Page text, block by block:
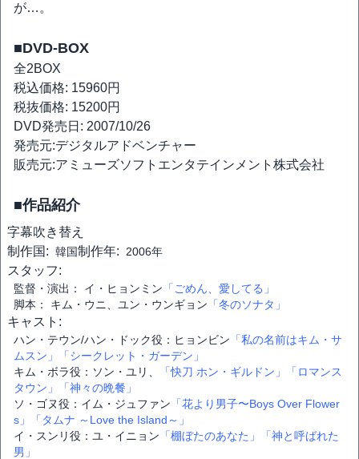
が…。
■DVD-BOX
全2BOX
税込価格: 15960円
税抜価格: 15200円
DVD発売日: 2007/10/26
発売元:デジタルアドベンチャー
販売元:アミューズソフトエンタテインメント株式会社
■作品紹介
字幕吹き替え
制作国: 韓国制作年: 2006年
スタッフ:
監督・演出： イ・ヒョンミン 「ごめん、愛してる」
脚本： キム・ウニ、ユン・ウンギョン 「冬のソナタ」
キャスト:
ハン・テウン/ハン・ドック役：ヒョンビン 「私の名前はキム・サ
ムスン」
「シークレット・ガーデン」
キム・ボラ役：ソン・ユリ、
「快刀 ホン・ギルドン」
「ロマンス
タウン」
「神々の晩餐」
ソ・ゴヌ役：イム・ジュファン 「花より男子〜Boys Over Flower
s」
「タムナ ～Love the Island～」
イ・スンリ役：ユ・イニョン 「棚ぼたのあなた」
「神と呼ばれた
男」